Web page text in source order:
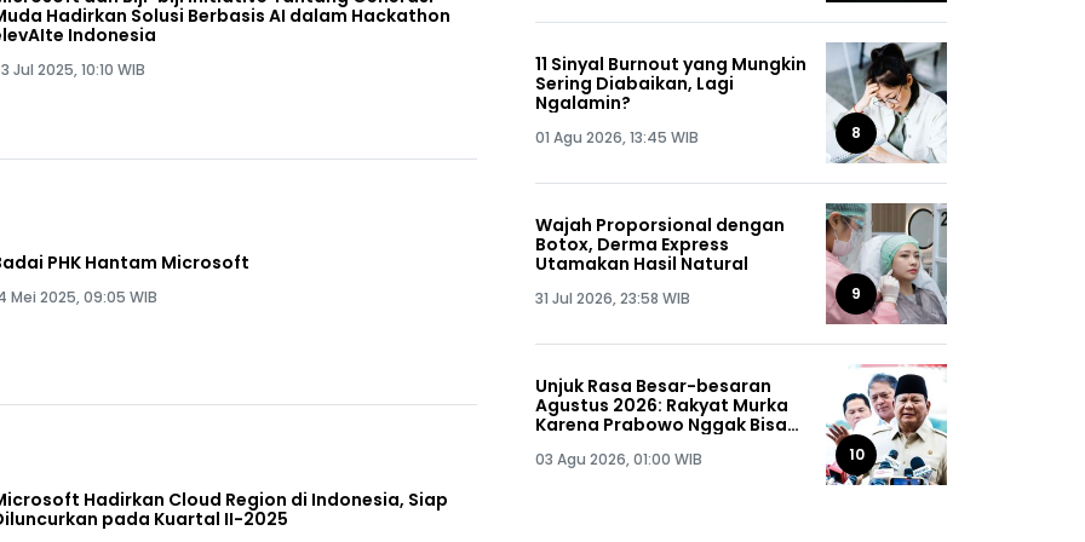
Hadirkan Solusi Berbasis AI dalam Hackathon
Indonesia
Jul 2025, 10:10 WIB
PHK Hantam Microsoft
Mei 2025, 09:05 WIB
Hadirkan Cloud Region di Indonesia, Siap
pada Kuartal II-2025
11 Sinyal Burnout yang Mungkin
Sering Diabaikan, Lagi
Ngalamin?
01 Agu 2026, 13:45 WIB 8
Wajah Proporsional dengan
Botox, Derma Express
Utamakan Hasil Natural
31 Jul 2026, 23:58 WIB 9
Unjuk Rasa Besar-besaran
Agustus 2026: Rakyat Murka
Karena Prabowo Nggak Bisa
03 Agu 2026, 01:00 WIB 10